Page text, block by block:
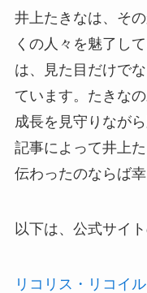
井上たきなは、そ
くの人々を魅了し
は、見た目だけで
ています。たきな
成長を見守りなが
記事によって井上
伝わったのならば幸
以下は、公式サイ
リコリス・リコイ